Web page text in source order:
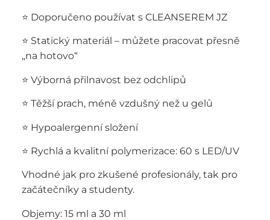
⭐ Doporučeno používat s CLEANSEREM JZ
⭐ Statický materiál – můžete pracovat přesně
„na hotovo“
⭐ Výborná přilnavost bez odchlipů
⭐ Těžší prach, méně vzdušný než u gelů
⭐ Hypoalergenní složení
⭐ Rychlá a kvalitní polymerizace: 60 s LED/UV
Vhodné jak pro zkušené profesionály, tak pro
začátečníky a studenty.
Objemy: 15 ml a 30 ml